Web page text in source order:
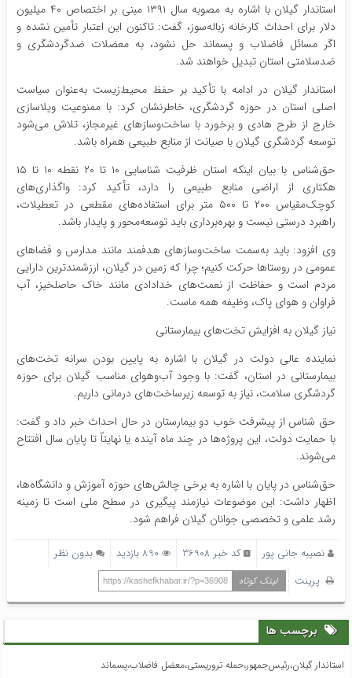
استاندار گیلان با اشاره به مصوبه سال ۱۳۹۱ مبنی بر اختصاص ۴۰ میلیون
دلار برای احداث کارخانه زباله‌سوز، گفت: تاکنون این اعتبار تأمین نشده و
اگر مسائل فاضلاب و پسماند حل نشود، به معضلات ضدگردشگری و
ضدسلامتی استان تبدیل خواهند شد.
استاندار گیلان در ادامه با تأکید بر حفظ محیط‌زیست به‌عنوان سیاست
اصلی استان در حوزه گردشگری، خاطرنشان کرد: با ممنوعیت ویلاسازی
خارج از طرح هادی و برخورد با ساخت‌وسازهای غیرمجاز، تلاش می‌شود
توسعه گردشگری گیلان با صیانت از منابع طبیعی همراه باشد.
حق‌شناس با بیان اینکه استان ظرفیت شناسایی ۱۰ تا ۲۰ نقطه ۱۰ تا ۱۵
هکتاری از اراضی منابع طبیعی را دارد، تأکید کرد: واگذاری‌های
کوچک‌مقیاس ۲۰۰ تا ۵۰۰ متر برای استفاده‌های مقطعی در تعطیلات،
راهبرد درستی نیست و بهره‌برداری باید توسعه‌محور و پایدار باشد.
وی افزود: باید به‌سمت ساخت‌وسازهای هدفمند مانند مدارس و فضاهای
عمومی در روستاها حرکت کنیم؛ چرا که زمین در گیلان، ارزشمندترین دارایی
مردم است و حفاظت از نعمت‌های خدادادی مانند خاک حاصلخیز، آب
فراوان و هوای پاک، وظیفه همه ماست.
نیاز گیلان به افزایش تخت‌های بیمارستانی
نماینده عالی دولت در گیلان با اشاره به پایین بودن سرانه تخت‌های
بیمارستانی در استان، گفت: با وجود آب‌وهوای مناسب گیلان برای حوزه
گردشگری سلامت، نیاز به توسعه زیرساخت‌های درمانی داریم.
حق شناس از پیشرفت خوب دو بیمارستان در حال احداث خبر داد و گفت:
با حمایت دولت، این پروژه‌ها در چند ماه آینده یا نهایتاً تا پایان سال افتتاح
می‌شوند.
حق‌شناس در پایان با اشاره به برخی چالش‌های حوزه آموزش و دانشگاه‌ها،
اظهار داشت: این موضوعات نیازمند پیگیری در سطح ملی است تا زمینه‌
رشد علمی و تخصصی جوانان گیلان فراهم شود.
نصیبه جانی پور کد خبر 36908 890 بازدید
بدون نظر
پرینت
لینک کوتاه https://kashefkhabar.ir/?p=36908
برچسب ها
استاندار گیلان،رئیس‌جمهور،حمله تروریستی،معضل فاضلاب،پسماند